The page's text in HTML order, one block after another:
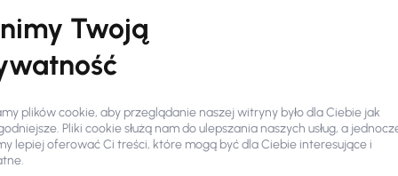
rata
zł
Cena promocyjna
29 000 zł
zł
auto z oferty? Nie szkodzi, w naszych oddziałach
Twoją
plików cookie, aby przeglądanie naszej witryny było dla Ciebie jak
Pliki cookie służą nam do ulepszania naszych usług, a
lepiej oferować Ci treści, które mogą być dla Ciebie interesujące i